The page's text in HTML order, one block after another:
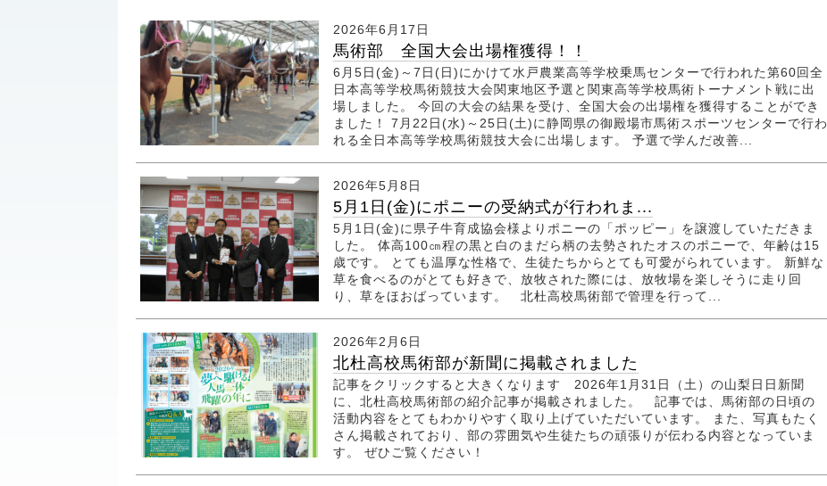
2026年6月17日
馬術部 全国大会出場権獲得！！
6月5日(金)～7日(日)にかけて水戸農業高等学校乗馬センターで行われた第60回全
日本高等学校馬術競技大会関東地区予選と関東高等学校馬術トーナメント戦に出
場しました。 今回の大会の結果を受け、全国大会の出場権を獲得することができ
ました！ 7月22日(水)～25日(土)に静岡県の御殿場市馬術スポーツセンターで行わ
れる全日本高等学校馬術競技大会に出場します。 予選で学んだ改善...
2026年5月8日
5月1日(金)にポニーの受納式が行われま...
5月1日(金)に県子牛育成協会様よりポニーの「ポッピー」を譲渡していただきま
した。 体高100㎝程の黒と白のまだら柄の去勢されたオスのポニーで、年齢は15
歳です。 とても温厚な性格で、生徒たちからとても可愛がられています。 新鮮な
草を食べるのがとても好きで、放牧された際には、放牧場を楽しそうに走り回
り、草をほおばっています。 北杜高校馬術部で管理を行って...
2026年2月6日
北杜高校馬術部が新聞に掲載されました
記事をクリックすると大きくなります 2026年1月31日（土）の山梨日日新聞
に、北杜高校馬術部の紹介記事が掲載されました。 記事では、馬術部の日頃の
活動内容をとてもわかりやすく取り上げていただいています。 また、写真もたく
さん掲載されており、部の雰囲気や生徒たちの頑張りが伝わる内容となっていま
す。 ぜひご覧ください！